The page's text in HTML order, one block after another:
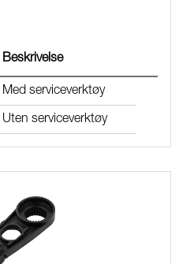
Beskrivelse
Med serviceverktøy
Uten serviceverktøy